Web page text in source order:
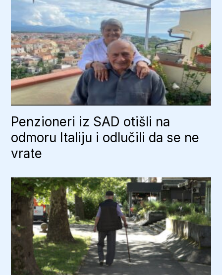
Penzioneri iz SAD otišli na
odmoru Italiju i odlučili da se ne
vrate